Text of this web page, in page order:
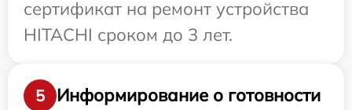
сертификат на ремонт устройства
HITACHI сроком до 3 лет.
5
Информирование о готовности